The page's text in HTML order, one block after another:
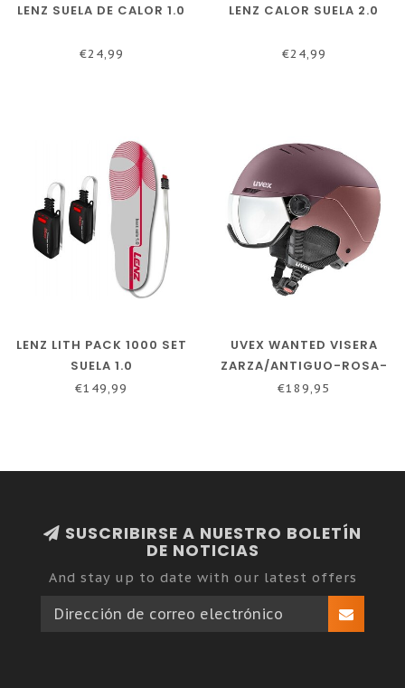
LENZ SUELA DE CALOR 1.0
€24,99
LENZ CALOR SUELA 2.0
€24,99
LENZ LITH PACK 1000 SET
SUELA 1.0
€149,99
UVEX WANTED VISERA
ZARZA/ANTIGUO-ROSA-
MATE
€189,95
SUSCRIBIRSE A NUESTRO BOLETÍN
DE NOTICIAS
And stay up to date with our latest offers